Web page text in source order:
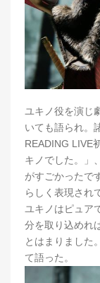
ユキノ役を演じ
いても語られ。
READING LIVE
キノでした。」
がすごかったで
らしく表現され
ユキノはピュア
分を取り込めれ
とはまりました
て語った。